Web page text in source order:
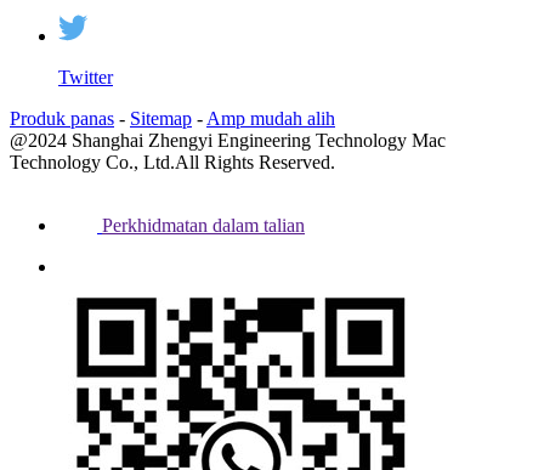
Twitter
Produk panas - Sitemap - Amp mudah alih
@2024 Shanghai Zhengyi Engineering Technology Mac
Technology Co., Ltd.All Rights Reserved.
Perkhidmatan dalam talian